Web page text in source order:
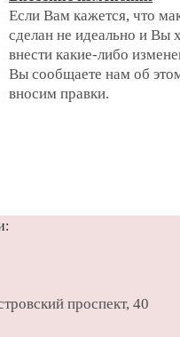
Если Вам кажется, что
сделан не идеально и Вы
внести какие-либо
Вы сообщаете нам об
вносим правки.
проспект, 40